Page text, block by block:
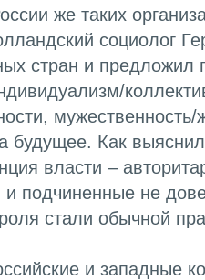
же таких
социолог
стран и предложил
будущее. Как
власти –
и подчиненные не
стали обычной
и западные